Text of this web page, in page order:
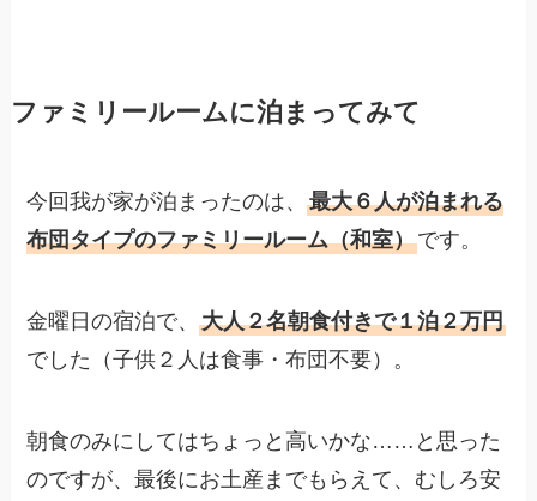
ファミリールームに泊まってみて
今回我が家が泊まったのは、最大６人が泊まれる
布団タイプのファミリールーム（和室）です。
金曜日の宿泊で、大人２名朝食付きで１泊２万円
でした（子供２人は食事・布団不要）。
朝食のみにしてはちょっと高いかな……と思った
のですが、最後にお土産までもらえて、むしろ安